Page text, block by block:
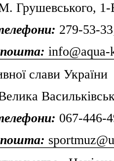
Грушевського,
279-53-
пошта:
слави України
067-446-
пошта: